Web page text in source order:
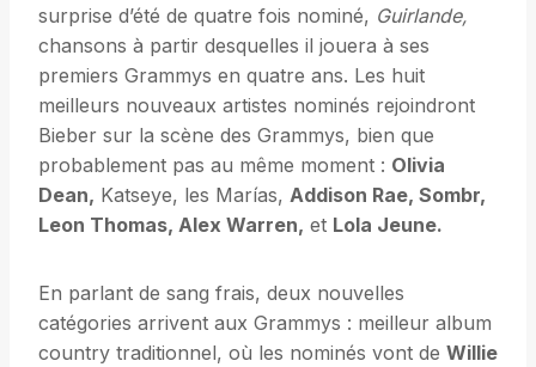
surprise d’été de quatre fois nominé, Guirlande,
chansons à partir desquelles il jouera à ses
premiers Grammys en quatre ans. Les huit
meilleurs nouveaux artistes nominés rejoindront
Bieber sur la scène des Grammys, bien que
probablement pas au même moment : Olivia
Dean, Katseye, les Marías, Addison Rae, Sombr,
Leon Thomas, Alex Warren, et Lola Jeune.
En parlant de sang frais, deux nouvelles
catégories arrivent aux Grammys : meilleur album
country traditionnel, où les nominés vont de Willie